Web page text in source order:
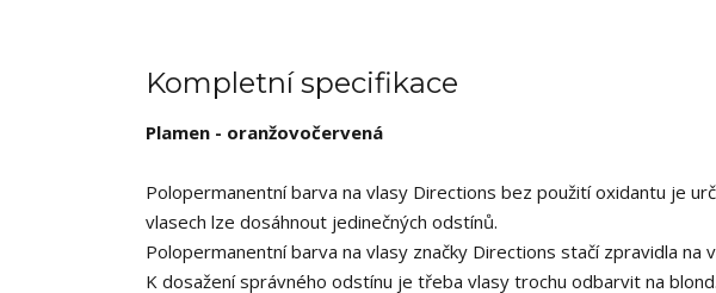
Kompletní specifikace
Plamen - oranžovočervená
Polopermanentní barva na vlasy Directions bez použití oxidantu je
vlasech lze dosáhnout jedinečných odstínů.
Polopermanentní barva na vlasy značky Directions stačí zpravidla na
K dosažení správného odstínu je třeba vlasy trochu odbarvit na blond.